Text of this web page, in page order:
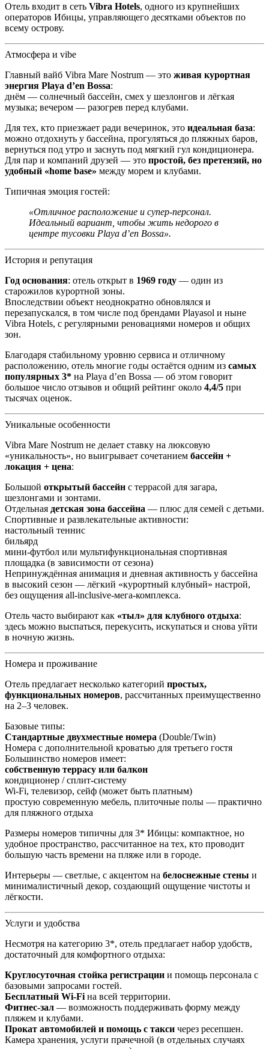
Отель входит в сеть Vibra Hotels, одного из крупнейших
операторов Ибицы, управляющего десятками объектов по
всему острову.
Атмосфера и vibe
Главный вайб Vibra Mare Nostrum — это живая курортная
энергия Playa d’en Bossa:
днём — солнечный бассейн, смех у шезлонгов и лёгкая
музыка; вечером — разогрев перед клубами.
Для тех, кто приезжает ради вечеринок, это идеальная база:
можно отдохнуть у бассейна, прогуляться до пляжных баров,
вернуться под утро и заснуть под мягкий гул кондиционера.
Для пар и компаний друзей — это простой, без претензий, но
удобный «home base» между морем и клубами.
Типичная эмоция гостей:
«Отличное расположение и супер-персонал.
Идеальный вариант, чтобы жить недорого в
центре тусовки Playa d’en Bossa».
История и репутация
Год основания: отель открыт в 1969 году — один из
старожилов курортной зоны.
Впоследствии объект неоднократно обновлялся и
перезапускался, в том числе под брендами Playasol и ныне
Vibra Hotels, с регулярными реновациями номеров и общих
зон.
Благодаря стабильному уровню сервиса и отличному
расположению, отель многие годы остаётся одним из самых
популярных 3* на Playa d’en Bossa — об этом говорит
большое число отзывов и общий рейтинг около 4,4/5 при
тысячах оценок.
Уникальные особенности
Vibra Mare Nostrum не делает ставку на люксовую
«уникальность», но выигрывает сочетанием бассейн +
локация + цена:
Большой открытый бассейн с террасой для загара,
шезлонгами и зонтами.
Отдельная детская зона бассейна — плюс для семей с детьми.
Спортивные и развлекательные активности:
настольный теннис
бильярд
мини-футбол или мультифункциональная спортивная
площадка (в зависимости от сезона)
Непринуждённая анимация и дневная активность у бассейна
в высокий сезон — лёгкий «курортный клубный» настрой,
без ощущения all‑inclusive-мега-комплекса.
Отель часто выбирают как «тыл» для клубного отдыха:
здесь можно выспаться, перекусить, искупаться и снова уйти
в ночную жизнь.
Номера и проживание
Отель предлагает несколько категорий простых,
функциональных номеров, рассчитанных преимущественно
на 2–3 человек.
Базовые типы:
Стандартные двухместные номера (Double/Twin)
Номера с дополнительной кроватью для третьего гостя
Большинство номеров имеет:
собственную террасу или балкон
кондиционер / сплит-систему
Wi‑Fi, телевизор, сейф (может быть платным)
простую современную мебель, плиточные полы — практично
для пляжного отдыха
Размеры номеров типичны для 3* Ибицы: компактное, но
удобное пространство, рассчитанное на тех, кто проводит
большую часть времени на пляже или в городе.
Интерьеры — светлые, с акцентом на белоснежные стены и
минималистичный декор, создающий ощущение чистоты и
лёгкости.
Услуги и удобства
Несмотря на категорию 3*, отель предлагает набор удобств,
достаточный для комфортного отдыха:
Круглосуточная стойка регистрации и помощь персонала с
базовыми запросами гостей.
Бесплатный Wi‑Fi на всей территории.
Фитнес-зал — возможность поддерживать форму между
пляжем и клубами.
Прокат автомобилей и помощь с такси через ресепшен.
Камера хранения, услуги прачечной (в отдельных случаях